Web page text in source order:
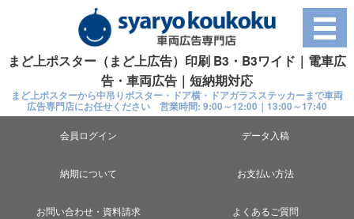
まど上ポスター（まど上広告）印刷 B3・B3ワイド｜電車広
告・車両広告｜短納期対応
まど上ポスターから中吊りポスター・ドア横・ドアガラスステッカーまで車両
広告専門店にお任せください 営業時間: 9:00～12:00｜13:00～17:40
会員ログイン データ入稿
納期について お支払い方法
お問い合わせ・資料請求 よくあるご質問